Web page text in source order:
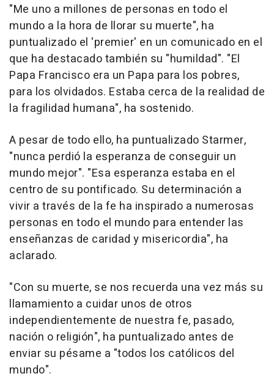
"Me uno a millones de personas en todo el
mundo a la hora de llorar su muerte", ha
puntualizado el 'premier' en un comunicado en el
que ha destacado también su "humildad". "El
Papa Francisco era un Papa para los pobres,
para los olvidados. Estaba cerca de la realidad de
la fragilidad humana", ha sostenido.
A pesar de todo ello, ha puntualizado Starmer,
"nunca perdió la esperanza de conseguir un
mundo mejor". "Esa esperanza estaba en el
centro de su pontificado. Su determinación a
vivir a través de la fe ha inspirado a numerosas
personas en todo el mundo para entender las
enseñanzas de caridad y misericordia", ha
aclarado.
"Con su muerte, se nos recuerda una vez más su
llamamiento a cuidar unos de otros
independientemente de nuestra fe, pasado,
nación o religión", ha puntualizado antes de
enviar su pésame a "todos los católicos del
mundo".